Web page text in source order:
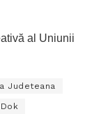
al Uniunii
Judeteana